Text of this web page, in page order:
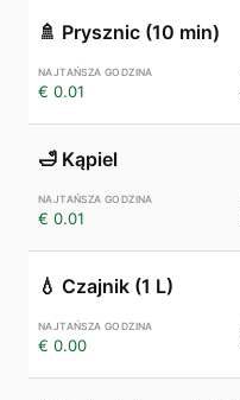
🚿 Prysznic (10 min)
€ 0.01
🛁 Kąpiel
€ 0.01
💧 Czajnik (1 L)
€ 0.00